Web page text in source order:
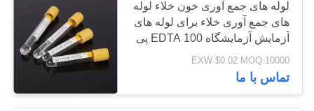
لوله های جمع آوری خون خلاء لوله
های جمع آوری خلاء برای لوله های
آزمایش آزمایشگاه EDTA 100 پی
سی بسته بندی بسته بندی
EXW $0.02 MOQ:10000
تماس با ما